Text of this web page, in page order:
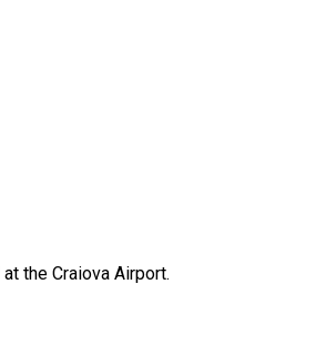
the Craiova Airport.